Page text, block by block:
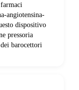
angiotensina-
dispositivo
pressoria
barocettori